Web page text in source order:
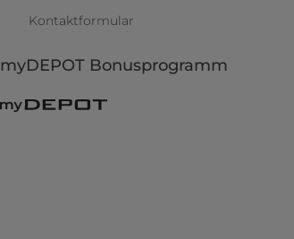
Kontaktformular
myDEPOT Bonusprogramm